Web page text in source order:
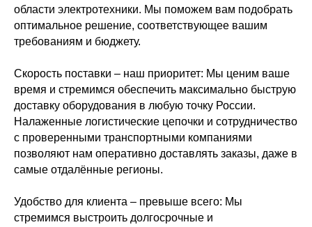
области электротехники. Мы поможем вам подобрать
оптимальное решение, соответствующее вашим
требованиям и бюджету.
Скорость поставки – наш приоритет: Мы ценим ваше
время и стремимся обеспечить максимально быструю
доставку оборудования в любую точку России.
Налаженные логистические цепочки и сотрудничество
с проверенными транспортными компаниями
позволяют нам оперативно доставлять заказы, даже в
самые отдалённые регионы.
Удобство для клиента – превыше всего: Мы
стремимся выстроить долгосрочные и